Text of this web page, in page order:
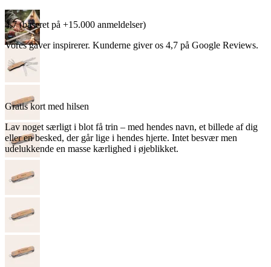
4,7 (baseret på +15.000 anmeldelser)
Vores gaver inspirerer. Kunderne giver os 4,7 på Google Reviews.
Gratis kort med hilsen
Lav noget særligt i blot få trin – med hendes navn, et billede af dig
eller en besked, der går lige i hendes hjerte. Intet besvær men
udelukkende en masse kærlighed i øjeblikket.